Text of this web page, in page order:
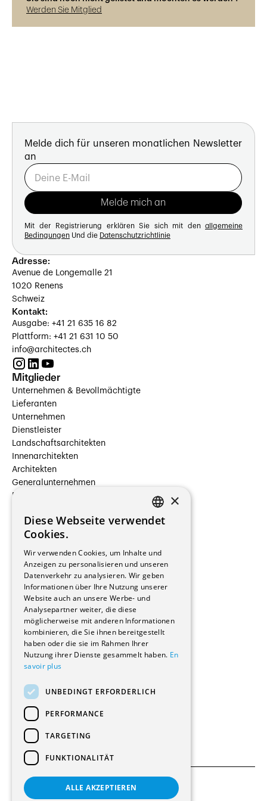
Werden Sie Mitglied
Melde dich für unseren monatlichen Newsletter
an
Mit der Registrierung erklären Sie sich mit den allgemeine
Bedingungen Und die Datenschutzrichtlinie
Adresse:
Avenue de Longemalle 21
1020 Renens
Schweiz
Kontakt:
Ausgabe: +41 21 635 16 82
Plattform: +41 21 631 10 50
info@architectes.ch
Mitglieder
Unternehmen & Bevollmächtigte
Lieferanten
Unternehmen
Dienstleister
Landschaftsarchitekten
Innenarchitekten
Architekten
Generalunternehmen
Beauftragte Unternehmen
Hersteller/Lieferanten
Bauherrschaften
Immobilienverwaltungsgesellschaften
Stockwerkeigentum
Reportagen
Wohnungen
Renovierungen
Innere Umbauten
Gastgewerbe und Tourismus
Verwaltungsgebäude und Geschäfte
Schuleinrichtungen
Medizinische Einrichtungen
Kultur - Sport - Freizeit
Industrie - Handwerk
Transport und Parkplätze
Diverse Bauten
Allgemeine Bedingungen
FRENCH
×
Diese Webseite verwendet
Cookies.
Wir verwenden Cookies, um Inhalte und
Anzeigen zu personalisieren und unseren
Datenverkehr zu analysieren. Wir geben
Informationen über Ihre Nutzung unserer
Website auch an unsere Werbe- und
Analysepartner weiter, die diese
möglicherweise mit anderen Informationen
kombinieren, die Sie ihnen bereitgestellt
haben oder die sie im Rahmen Ihrer
Nutzung ihrer Dienste gesammelt haben. En
savoir plus
UNBEDINGT ERFORDERLICH
PERFORMANCE
TARGETING
FUNKTIONALITÄT
ALLE AKZEPTIEREN